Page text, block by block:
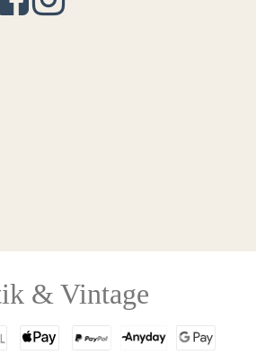
& Vintage